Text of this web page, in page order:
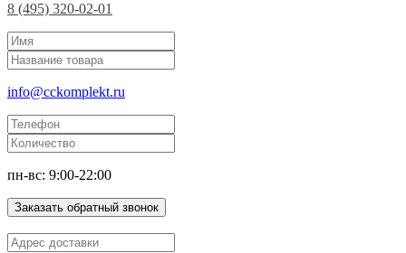
8 (495) 320-02-01
info@cckomplekt.ru
пн-вс: 9:00-22:00
Заказать обратный звонок